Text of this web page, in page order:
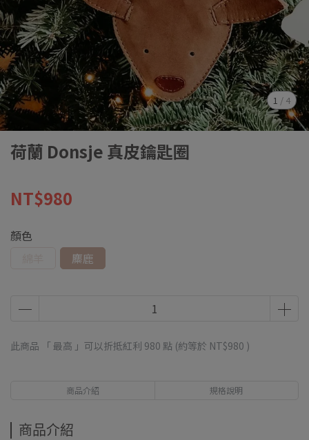
1 / 4
荷蘭 Donsje 真皮鑰匙圈
NT$980
顏色
麋鹿
此商品 「 最高 」可以折抵紅利 980 點 (約等於 NT$980 )
商品介紹 規格說明
商品介紹